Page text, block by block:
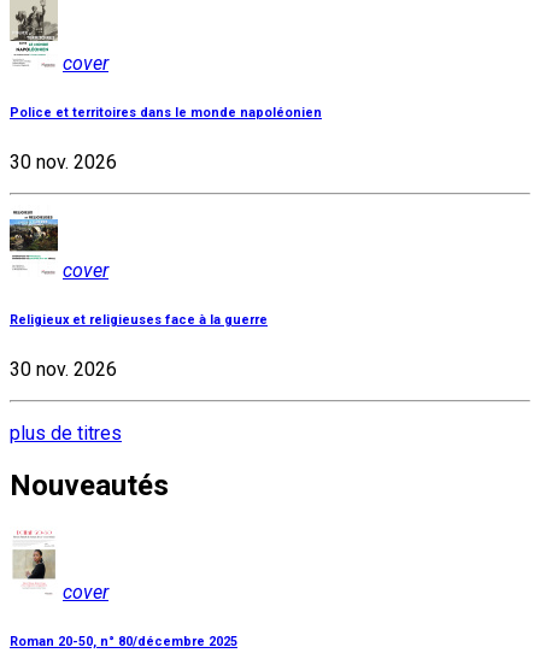
cover
Police et territoires dans le monde napoléonien
30 nov. 2026
cover
Religieux et religieuses face à la guerre
30 nov. 2026
plus de titres
Nouveautés
cover
Roman 20-50, n° 80/décembre 2025